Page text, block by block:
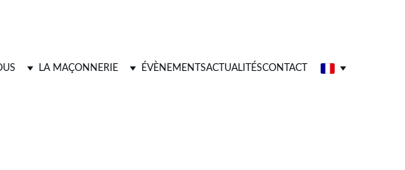
LA MAÇONNERIE ÉVÈNEMENTSACTUALITÉSCONTACT